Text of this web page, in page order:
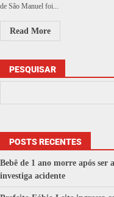
de São Manuel foi...
Read More
PESQUISAR
POSTS RECENTES
Bebê de 1 ano morre após
investiga acidente